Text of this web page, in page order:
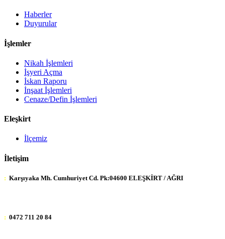
Haberler
Duyurular
İşlemler
Nikah İşlemleri
İşyeri Açma
İskan Raporu
İnşaat İşlemleri
Cenaze/Defin İşlemleri
Eleşkirt
İlçemiz
İletişim
: Karşıyaka Mh. Cumhuriyet Cd. Pk:04600 ELEŞKİRT / AĞRI
: 0472 711 20 84